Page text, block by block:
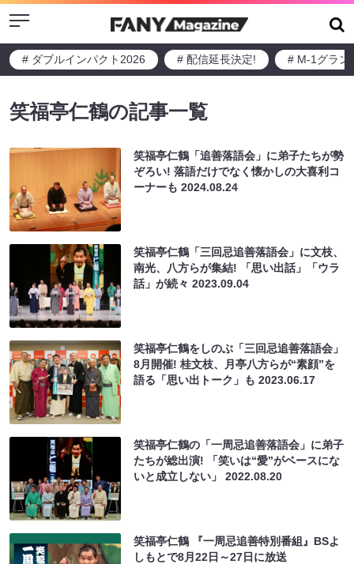
Menu
# ダブルインパクト2026 # 配信延長決定! # M-1グラン
笑福亭仁鶴の記事一覧
笑福亭仁鶴「追善落語会」に弟子たちが勢
ぞろい! 落語だけでなく懐かしの大喜利コ
ーナーも2024.08.24
笑福亭仁鶴「三回忌追善落語会」に文枝、
南光、八方らが集結! 「思い出話」「ウラ
話」が続々2023.09.04
笑福亭仁鶴をしのぶ「三回忌追善落語会」
8月開催! 桂文枝、月亭八方らが“素顔”を
語る「思い出トーク」も2023.06.17
笑福亭仁鶴の「一周忌追善落語会」に弟子
たちが総出演! 「笑いは“愛”がベースにな
いと成立しない」2022.08.20
笑福亭仁鶴 『一周忌追善特別番組』BSよ
しもとで8月22日～27日に放送